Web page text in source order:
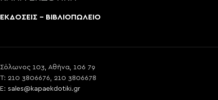
ΕΚΔΟΣΕΙΣ - ΒΙΒΛΙΟΠΩΛΕΙΟ
Σόλωνος 103, Αθήνα, 106 79
T: 210 3806676, 210 3806678
E: sales@kapaekdotiki.gr